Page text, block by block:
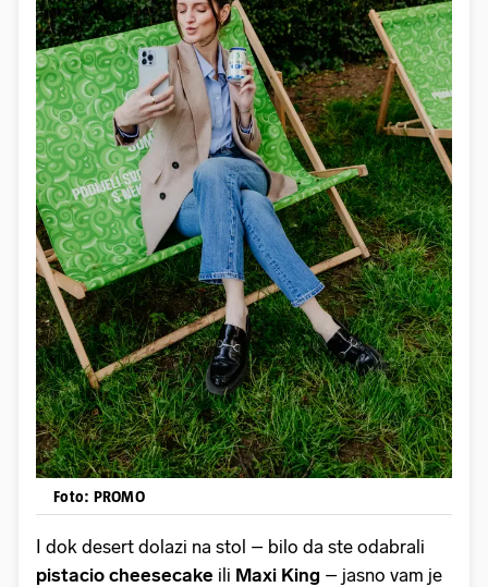
Foto: PROMO
I dok desert dolazi na stol – bilo da ste odabrali
pistacio cheesecake ili Maxi King – jasno vam je